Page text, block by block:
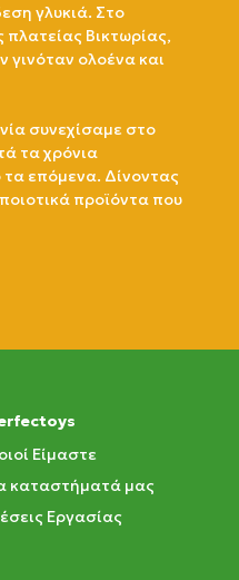
γλυκιά. Στο
πλατείας Βικτωρίας,
γινόταν ολοένα και
συνεχίσαμε στο
τα χρόνια
επόμενα. Δίνοντας
προϊόντα που
Είμαστε
καταστήματά μας
Εργασίας